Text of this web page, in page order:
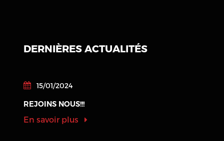
DERNIÈRES ACTUALITÉS
15/01/2024
REJOINS NOUS!!!
En savoir plus